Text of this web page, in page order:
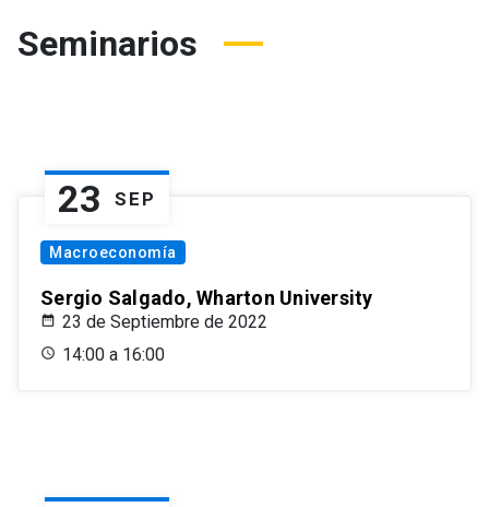
Seminarios
23 SEP
Macroeconomía
Sergio Salgado, Wharton University
23 de Septiembre de 2022
14:00 a 16:00